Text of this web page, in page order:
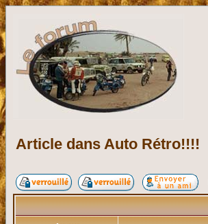
Article dans Auto Rétro!!!!